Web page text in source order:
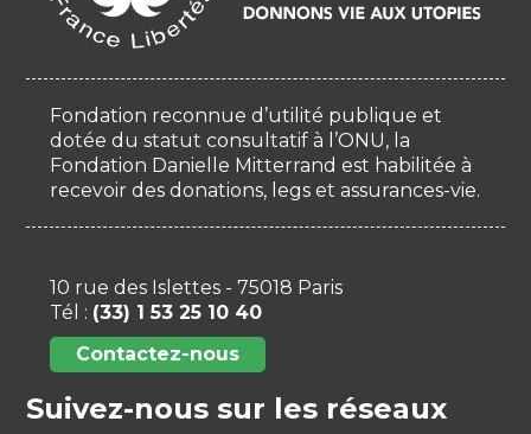
Fondation reconnue d’utilité publique et
dotée du statut consultatif à l’ONU, la
Fondation Danielle Mitterrand est habilitée à
recevoir des donations, legs et assurances-vie.
10 rue des Islettes - 75018 Paris
Tél : (33) 1 53 25 10 40
Contactez-nous
Suivez-nous sur les réseaux